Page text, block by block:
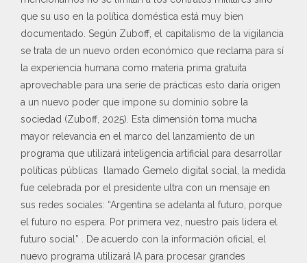
que su uso en la política doméstica está muy bien
documentado. Según Zuboff, el capitalismo de la vigilancia
se trata de un nuevo orden económico que reclama para sí
la experiencia humana como materia prima gratuita
aprovechable para una serie de prácticas esto daría origen
a un nuevo poder que impone su dominio sobre la
sociedad (Zuboff, 2025). Esta dimensión toma mucha
mayor relevancia en el marco del lanzamiento de un
programa que utilizará inteligencia artificial para desarrollar
políticas públicas llamado Gemelo digital social, la medida
fue celebrada por el presidente ultra con un mensaje en
sus redes sociales: “Argentina se adelanta al futuro, porque
el futuro no espera. Por primera vez, nuestro país lidera el
futuro social” . De acuerdo con la información oficial, el
nuevo programa utilizará IA para procesar grandes